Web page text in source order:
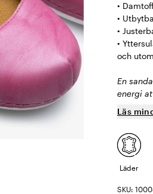
•
•
•
•
och
En
energi
Läs
Läder
SKU: